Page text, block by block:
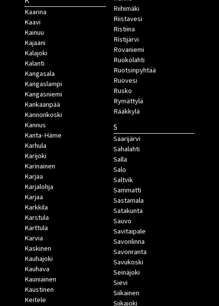
Kaarina
Kaavi
Kainuu
Kajaani
Kalajoki
Kalanti
Kangasala
Kangaslampi
Kangasniemi
Kankaanpää
Kannonkoski
Kannus
Kanta-Häme
Karhula
Karijoki
Karinainen
Karjaa
Karjalohja
Karjaa
Karkkila
Karstula
Karttula
Karvia
Kaskinen
Kauhajoki
Kauhava
Kauniainen
Kaustinen
Keitele
Riihimäki
Riistavesi
Ristiina
Ristijärvi
Rovaniemi
Ruokolahti
Ruotsinpyhtää
Ruovesi
Rusko
Rymättylä
Rääkkylä
S
Saarijärvi
Sahalahti
Salla
Salo
Saltvik
Sammatti
Sastamala
Satakunta
Sauvo
Savitaipale
Savonlinna
Savonranta
Savukoski
Seinäjoki
Sievi
Siikainen
Siikajoki